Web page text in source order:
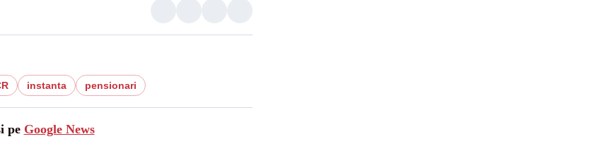
instanta pensionari
pe Google News